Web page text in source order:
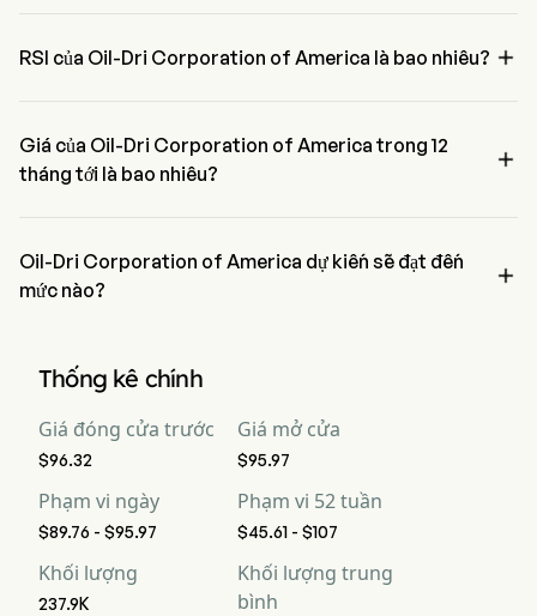
RSI của Oil-Dri Corporation of America là bao nhiêu?
Giá của Oil-Dri Corporation of America trong 12
tháng tới là bao nhiêu?

Oil-Dri Corporation of America dự kiến sẽ đạt đến
mức nào?

Thống kê chính
Giá đóng cửa trước
$96.32
Giá mở cửa
$95.97
Phạm vi ngày
$89.76 - $95.97
Phạm vi 52 tuần
$45.61 - $107
Khối lượng
237.9K
Khối lượng trung
bình